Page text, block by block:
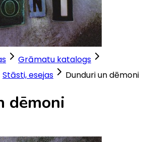
Grāmatu katalogs
Stāsti, esejas Dunduri un dēmoni
dēmoni